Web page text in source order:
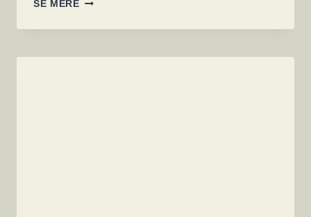
SE MERE
OG
VED